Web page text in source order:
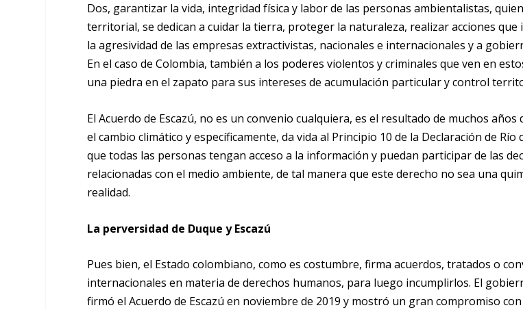
Dos, garantizar la vida, integridad física y labor de las personas ambientalistas,
territorial, se dedican a cuidar la tierra, proteger la naturaleza, realizar acciones
la agresividad de las empresas extractivistas, nacionales e internacionales y a
En el caso de Colombia, también a los poderes violentos y criminales que ven en
una piedra en el zapato para sus intereses de acumulación particular y control
El Acuerdo de Escazú, no es un convenio cualquiera, es el resultado de muchos años
el cambio climático y específicamente, da vida al Principio 10 de la Declaración de Río
que todas las personas tengan acceso a la información y puedan participar de las
relacionadas con el medio ambiente, de tal manera que este derecho no sea una
realidad.
La perversidad de Duque y Escazú
Pues bien, el Estado colombiano, como es costumbre, firma acuerdos, tratados o
internacionales en materia de derechos humanos, para luego incumplirlos. El
firmó el Acuerdo de Escazú en noviembre de 2019 y mostró un gran compromiso